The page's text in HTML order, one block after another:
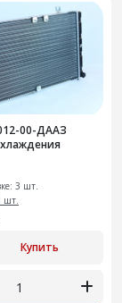
00-ДААЗ
3 шт.
шт.
Купить